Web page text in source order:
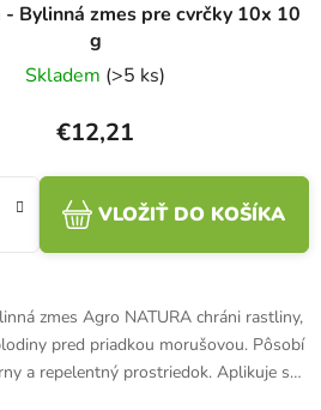
Bylinná zmes pre cvrčky 10x 10
g
Skladem (>5 ks)
€12,21
VLOŽIŤ DO KOŠÍKA
zmes Agro NATURA chráni rastliny,
pred priadkou morušovou. Pôsobí
a repelentný prostriedok. Aplikuje sa